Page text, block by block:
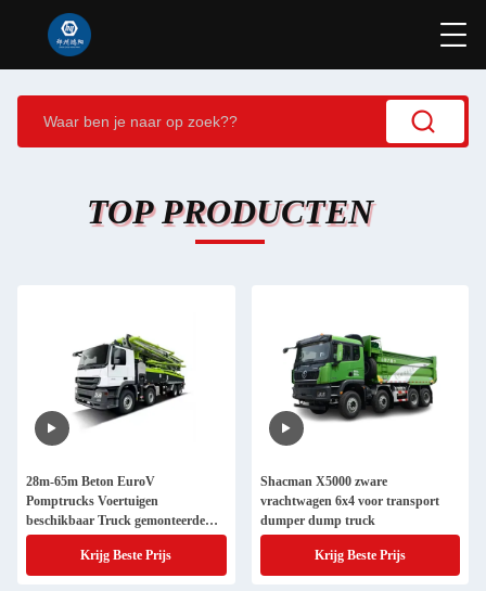
TOP PRODUCTEN
28m-65m Beton EuroV
Pomptrucks Voertuigen
beschikbaar Truck gemonteerde
betonpomp
Krijg Beste Prijs
Shacman X5000 zware
vrachtwagen 6x4 voor transport
dumper dump truck
Krijg Beste Prijs